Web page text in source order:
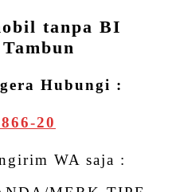
tanpa BI
Hubungi :
20
WA saja :